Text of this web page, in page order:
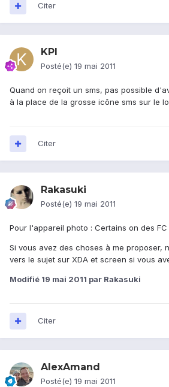
Citer
KPI
Posté(e) 19 mai 2011
Quand on reçoit un sms, pas possible
à la place de la grosse icône sms sur le
Citer
Rakasuki
Posté(e) 19 mai 2011
Pour l'appareil photo : Certains on des
Si vous avez des choses à me proposer,
vers le sujet sur XDA et screen si vous
Modifié 19 mai 2011 par Rakasuki
Citer
AlexAmand
Posté(e) 19 mai 2011